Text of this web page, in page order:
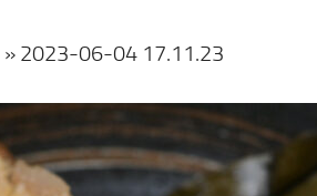
» 2023-06-04 17.11.23